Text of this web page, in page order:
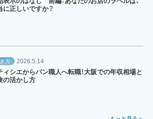
に正しいですか？
方 2026.5.14
ィシエからパン職人へ転職！大阪での年収相場と
の活かし方